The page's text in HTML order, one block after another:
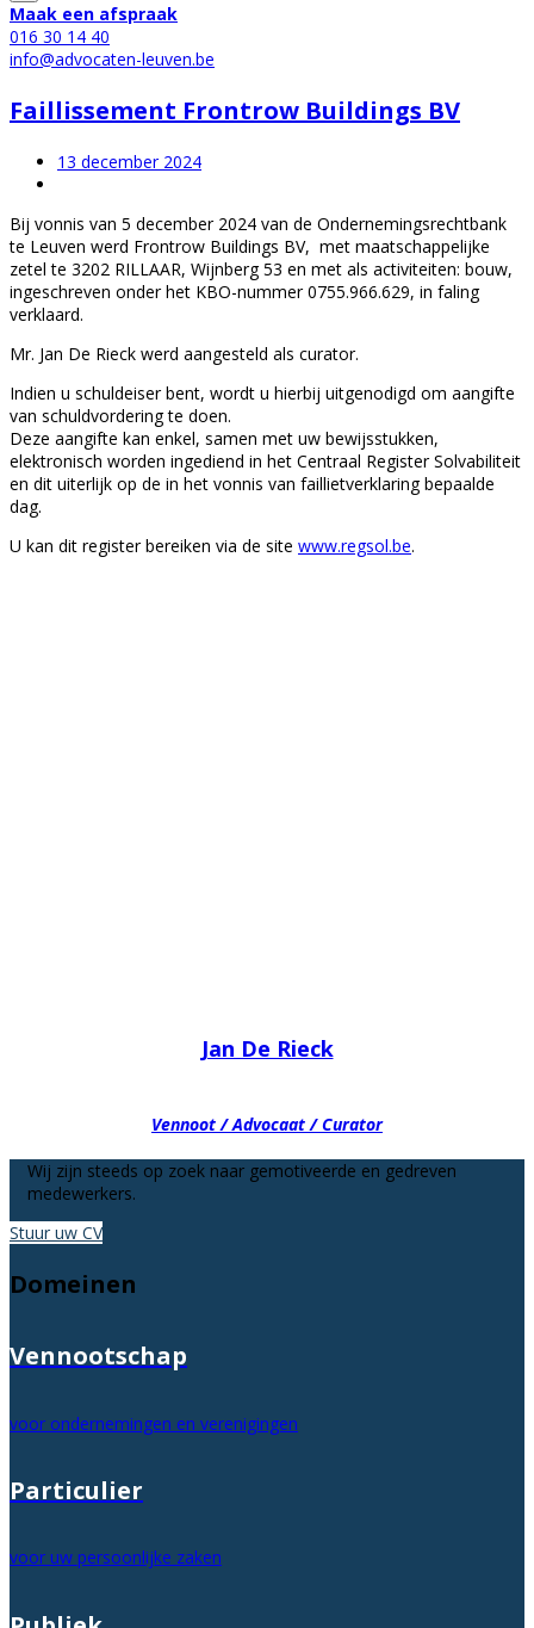
Maak een afspraak
016 30 14 40
info@advocaten-leuven.be
Faillissement Frontrow Buildings BV
13 december 2024
Bij vonnis van 5 december 2024 van de Ondernemingsrechtbank
te Leuven werd Frontrow Buildings BV, met maatschappelijke
zetel te 3202 RILLAAR, Wijnberg 53 en met als activiteiten: bouw,
ingeschreven onder het KBO-nummer 0755.966.629, in faling
verklaard.
Mr. Jan De Rieck werd aangesteld als curator.
Indien u schuldeiser bent, wordt u hierbij uitgenodigd om aangifte
van schuldvordering te doen.
Deze aangifte kan enkel, samen met uw bewijsstukken,
elektronisch worden ingediend in het Centraal Register Solvabiliteit
en dit uiterlijk op de in het vonnis van faillietverklaring bepaalde
dag.
U kan dit register bereiken via de site www.regsol.be.
Jan De Rieck
Vennoot / Advocaat / Curator
Wij zijn steeds op zoek naar gemotiveerde en gedreven
medewerkers.
Stuur uw CV
Domeinen
Vennootschap
voor ondernemingen en verenigingen
Particulier
voor uw persoonlijke zaken